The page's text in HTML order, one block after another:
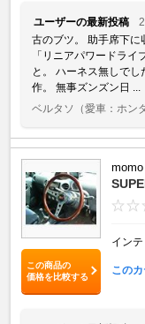
ユーザーの最新投稿
古のブツ。 助手席下に
「リニアパワードラ
と。 ハーネス無しで
作。 無事ズンズン日 ...
ベルタソ
（愛車：ホン
この商品の
価格を比較する
momo
イン
この